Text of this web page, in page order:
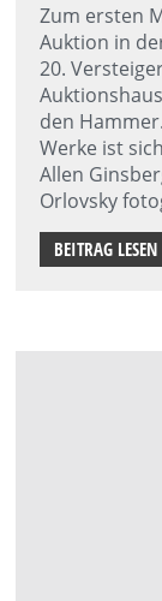
Zum ersten
Auktion in
20.
den
Werke ist
Allen
Orlovsky
BEITRAG LESEN